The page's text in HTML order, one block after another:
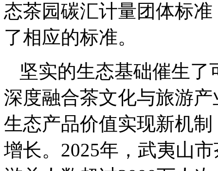
态茶园碳汇计量团体标
了相应的标准。
坚实的生态基础催生
深度融合茶文化与旅游
生态产品价值实现新机
增长。2025年，武夷山